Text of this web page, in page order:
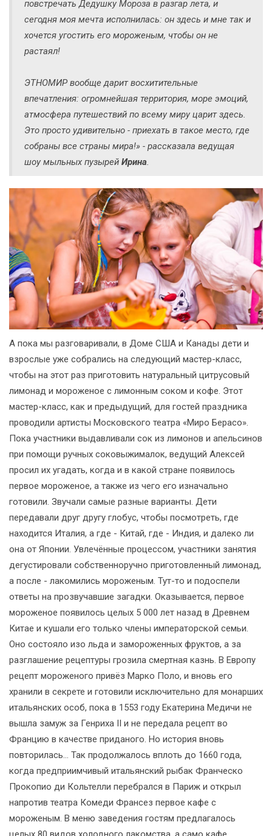
повстречать Дедушку Мороза в разгар лета, и
сегодня моя мечта исполнилась: он здесь и мне так и
хочется угостить его мороженым, чтобы он не
растаял!
ЭТНОМИР вообще дарит восхитительные
впечатления: огромнейшая территория, море эмоций,
атмосфера путешествий по всему миру царит здесь.
Это просто удивительно - приехать в такое место, где
собраны все страны мира!» - рассказала ведущая
шоу мыльных пузырей Ирина.
А пока мы разговаривали, в Доме США и Канады дети и
взрослые уже собрались на следующий мастер-класс,
чтобы на этот раз приготовить натуральный цитрусовый
лимонад и мороженое с лимонным соком и кофе. Этот
мастер-класс, как и предыдущий, для гостей праздника
проводили артисты Московского театра «Миро Берасо».
Пока участники выдавливали сок из лимонов и апельсинов
при помощи ручных соковыжималок, ведущий Алексей
просил их угадать, когда и в какой стране появилось
первое мороженое, а также из чего его изначально
готовили. Звучали самые разные варианты. Дети
передавали друг другу глобус, чтобы посмотреть, где
находится Италия, а где - Китай, где - Индия, и далеко ли
она от Японии. Увлечённые процессом, участники занятия
дегустировали собственноручно приготовленный лимонад,
а после - лакомились мороженым. Тут-то и подоспели
ответы на прозвучавшие загадки. Оказывается, первое
мороженое появилось целых 5 000 лет назад в Древнем
Китае и кушали его только члены императорской семьи.
Оно состояло изо льда и замороженных фруктов, а за
разглашение рецептуры грозила смертная казнь. В Европу
рецепт мороженого привёз Марко Поло, и вновь его
хранили в секрете и готовили исключительно для монарших
итальянских особ, пока в 1553 году Екатерина Медичи не
вышла замуж за Генриха II и не передала рецепт во
Францию в качестве приданого. Но история вновь
повторилась… Так продолжалось вплоть до 1660 года,
когда предприимчивый итальянский рыбак Франческо
Прокопио ди Кольтелли перебрался в Париж и открыл
напротив театра Комеди Франсез первое кафе с
мороженым. В меню заведения гостям предлагалось